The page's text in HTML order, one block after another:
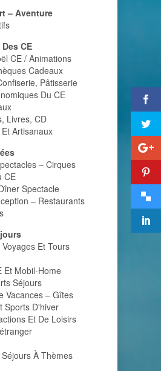
– Aventure
CE
CE / Animations
Cadeaux
Pâtisserie
Du CE
Livres, CD
Artisanaux
– Cirques
CE
Spectacle
– Restaurants
Et Tours
Et Mobil-Home
Séjours
Vacances – Gîtes
Sports D'hiver
Et De Loisirs
À Thèmes